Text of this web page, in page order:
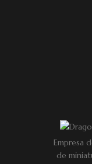
Empresa
de